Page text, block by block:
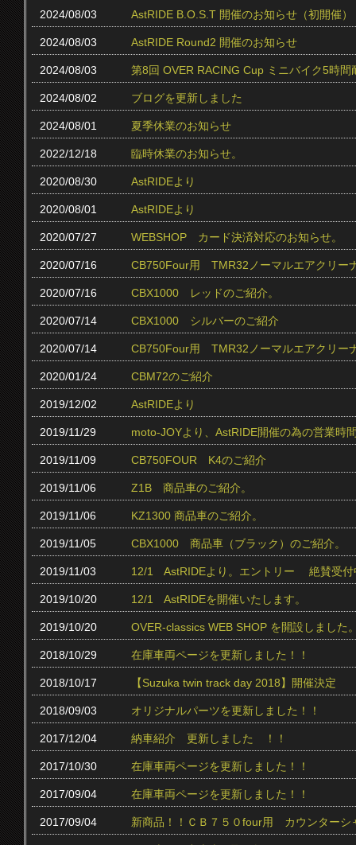
2024/08/03 AstRIDE B.O.S.T 開催のお知らせ（初開催）
2024/08/03 AstRIDE Round2 開催のお知らせ
2024/08/03 第8回 OVER RACING Cup ミニバイク5時
2024/08/02 ブログを更新しました
2024/08/01 夏季休業のお知らせ
2022/12/18 臨時休業のお知らせ。
2020/08/30 AstRIDEより
2020/08/01 AstRIDEより
2020/07/27 WEBSHOP カード決済対応のお知らせ。
2020/07/16 CB750Four用 TMR32ノーマルエアクリー
2020/07/16 CBX1000 レッドのご紹介。
2020/07/14 CBX1000 シルバーのご紹介
2020/07/14 CB750Four用 TMR32ノーマルエアクリー
2020/01/24 CBM72のご紹介
2019/12/02 AstRIDEより
2019/11/29 moto-JOYより、AstRIDE開催の為の営業時
2019/11/09 CB750FOUR K4のご紹介
2019/11/06 Z1B 商品車のご紹介。
2019/11/06 KZ1300 商品車のご紹介。
2019/11/05 CBX1000 商品車（ブラック）のご紹介。
2019/11/03 12/1 AstRIDEより。エントリー 絶賛受付
2019/10/20 12/1 AstRIDEを開催いたします。
2019/10/20 OVER-classics WEB SHOP を開設しました
2018/10/29 在庫車両ページを更新しました！！
2018/10/17 【Suzuka twin track day 2018】開催決定
2018/09/03 オリジナルパーツを更新しました！！
2017/12/04 納車紹介 更新しました ！！
2017/10/30 在庫車両ページを更新しました！！
2017/09/04 在庫車両ページを更新しました！！
2017/09/04 新商品！！ＣＢ７５０four用 カウンター